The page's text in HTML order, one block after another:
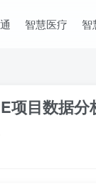
智慧医疗 智
项目数据分